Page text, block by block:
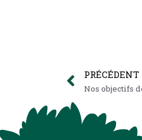
PRÉCÉDENT
Nos objectifs